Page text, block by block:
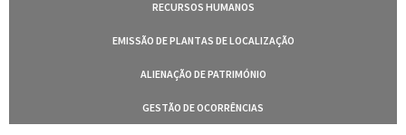
RECURSOS HUMANOS
EMISSÃO DE PLANTAS DE LOCALIZAÇÃO
ALIENAÇÃO DE PATRIMÓNIO
GESTÃO DE OCORRÊNCIAS